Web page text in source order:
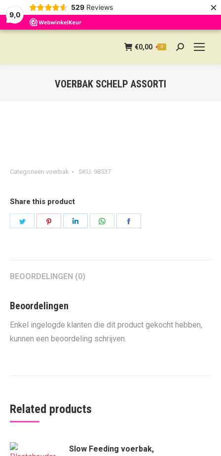
9,0
529 Reviews ×
€0,00 0 Search:
VOERBAK SCHELP ASSORTI
Categorieën voerbak SKU: 98537
Share this product
BEOORDELINGEN (0)
Beoordelingen
Enkel ingelogde klanten die dit product gekocht hebben,
kunnen een beoordeling schrijven.
Related products
Slow Feeding voerbak,